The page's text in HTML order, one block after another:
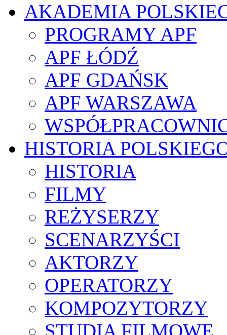
AKADEMIA
PROGRAMY APF
APF ŁÓDŹ
APF GDAŃSK
APF WARSZAWA
HISTORIA
HISTORIA
FILMY
REŻYSERZY
SCENARZYŚCI
AKTORZY
OPERATORZY
KOMPOZYTORZY